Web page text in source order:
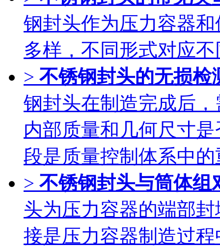
钢封头作为压力容器
多样，不同形式对应
> 不锈钢封头的无损检
钢封头在制造完成后
内部质量和几何尺寸
段是质量控制体系中
> 不锈钢封头与筒体组
头为压力容器的端部
接是压力容器制造过